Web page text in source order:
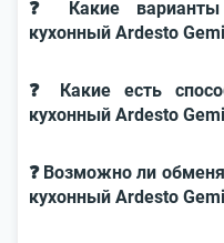
❓ Какие
кухонный Ardesto
❓ Какие есть
кухонный Ardesto
❓ Возможно ли
кухонный Ardesto